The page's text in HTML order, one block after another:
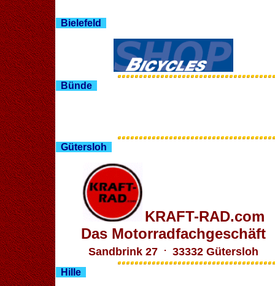
Bielefeld
Bünde
Gütersloh
KRAFT-RAD.com
Das Motorradfachgeschäft
Sandbrink 27 .33332 Gütersloh
Hille